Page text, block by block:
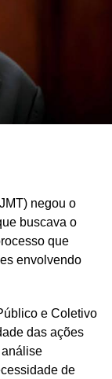
negou o
buscava o
que
envolvendo
e Coletivo
das ações
de